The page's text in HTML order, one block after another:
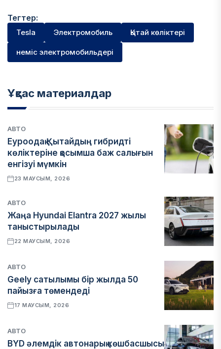
Тегтер:
Tesla Электромобиль Қытай көліктері
неміс электромобильдері
Ұқсас материалдар
АВТО
Еуроодақ Қытайдың гибридті
көліктеріне қосымша баж салығын
енгізуі мүмкін
23 МАУСЫМ, 2026
АВТО
Жаңа Hyundai Elantra 2027 жылы
таныстырылады
22 МАУСЫМ, 2026
АВТО
Geely сатылымы бір жылда 50
пайызға төмендеді
17 МАУСЫМ, 2026
АВТО
BYD әлемдік автонарық көшбасшысы